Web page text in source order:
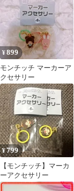
¥899
モンチッチ マーカーア
クセサリー
¥799
【モンチッチ】マーカ
ーアクセサリー